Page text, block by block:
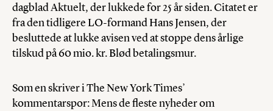
dagblad Aktuelt, der lukkede for 25 år siden. Citatet er
fra den tidligere LO-formand Hans Jensen, der
besluttede at lukke avisen ved at stoppe dens årlige
tilskud på 60 mio. kr. Blød betalingsmur.
Som en skriver i The New York Times’
kommentarspor: Mens de fleste nyheder om